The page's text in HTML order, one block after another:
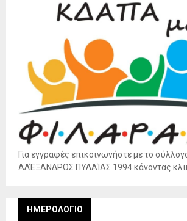
Για εγγραφές επικοινωνήστε με το
ΑΛΈΞΑΝΔΡΟΣ ΠΥΛΑΊΑΣ 1994 κάνοντας
ΗΜΕΡΟΛΌΓΙΟ